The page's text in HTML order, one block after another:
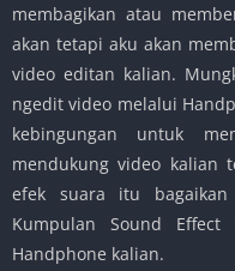
membagikan atau
akan tetapi aku akan
video editan kalian.
ngedit video melalui
kebingungan untuk
mendukung video kalian
efek suara itu
Kumpulan Sound
Handphone kalian.